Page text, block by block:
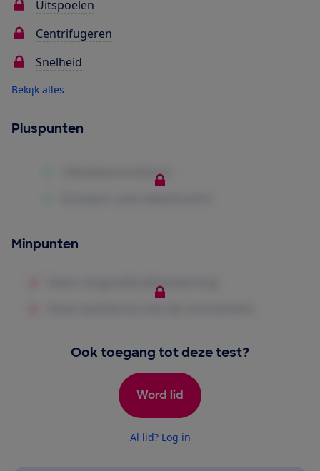
Uitspoelen
Centrifugeren
Snelheid
Bekijk alles
Pluspunten
Minpunten
Ook toegang tot deze test?
Word lid
Al lid? Log in